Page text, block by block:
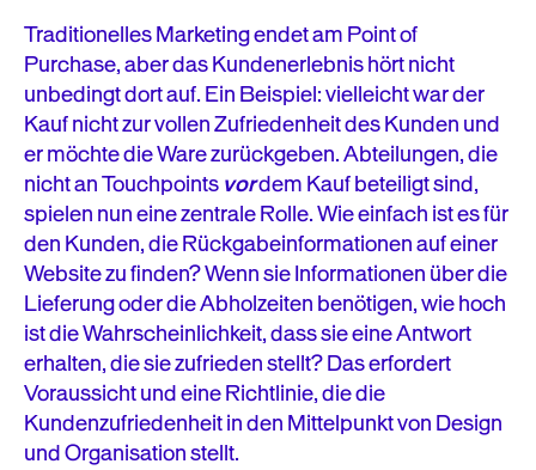
Traditionelles Marketing endet am Point of
Purchase, aber das Kundenerlebnis hört nicht
unbedingt dort auf. Ein Beispiel: vielleicht war der
Kauf nicht zur vollen Zufriedenheit des Kunden und
er möchte die Ware zurückgeben. Abteilungen, die
nicht an Touchpointsvordem Kauf beteiligt sind,
spielen nun eine zentrale Rolle. Wie einfach ist es für
den Kunden, die Rückgabeinformationen auf einer
Website zu finden? Wenn sie Informationen über die
Lieferung oder die Abholzeiten benötigen, wie hoch
ist die Wahrscheinlichkeit, dass sie eine Antwort
erhalten, die sie zufrieden stellt? Das erfordert
Voraussicht und eine Richtlinie, die die
Kundenzufriedenheit in den Mittelpunkt von Design
und Organisation stellt.